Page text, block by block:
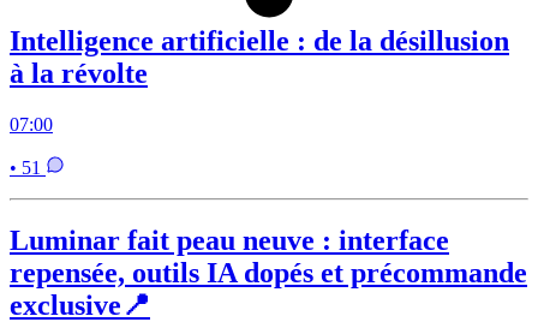
Intelligence artificielle : de la désillusion
à la révolte
07:00
• 51
Luminar fait peau neuve : interface
repensée, outils IA dopés et précommande
exclusive📍